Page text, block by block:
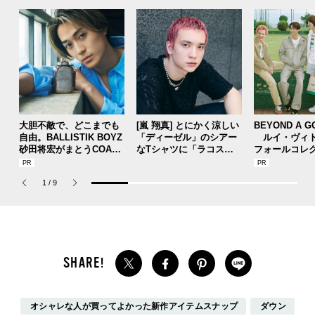
大胆不敵で、どこまでも
自由。BALLISTIK BOYZ
砂田将宏がまとうCOACH
の新作フレグランス「コ
パルファム」
[嵐 翔真] とにかく涼しい
「ディーゼル」のシアー
なTシャツに「ラコステ
BEYOND A
ルイ・ヴィ
フォールコレ
描くプレッピ
1 / 9
オシャレな人が買ってよかった新作アイテムスナップ ダウン